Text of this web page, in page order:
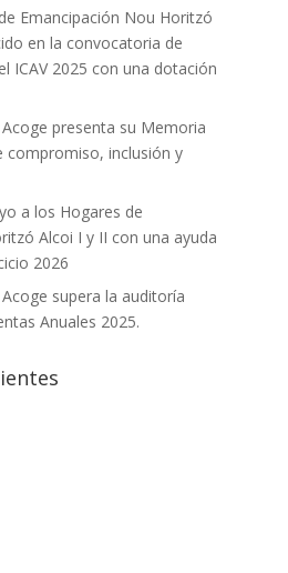
Emancipación Nou Horitzó
en la convocatoria de
ICAV 2025 con una dotación
presenta su Memoria
compromiso, inclusión y
a los Hogares de
Alcoi I y II con una ayuda
2026
supera la auditoría
Anuales 2025.